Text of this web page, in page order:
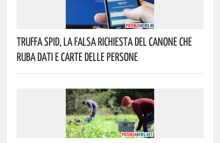
Truffa Spid, La Falsa Richiesta Del Canone Che
Ruba Dati E Carte Delle Persone